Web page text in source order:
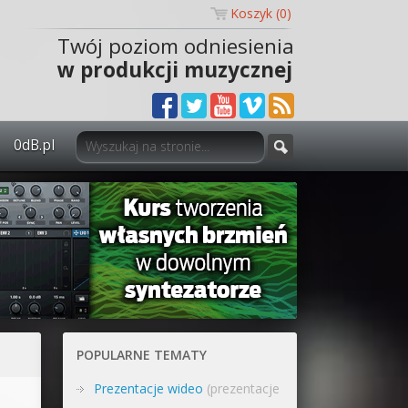
Koszyk (0)
Twój poziom odniesienia
w produkcji muzycznej
0dB.pl
0dB.pl - informacje
Newsletter
Materiały dla mediów
Archiwum aktualności
POPULARNE TEMATY
Prezentacje wideo (prezentacje